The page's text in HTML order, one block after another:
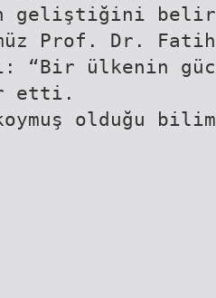
geliştiğini
Prof. Dr. Fatih
“Bir ülkenin
etti.
olduğu